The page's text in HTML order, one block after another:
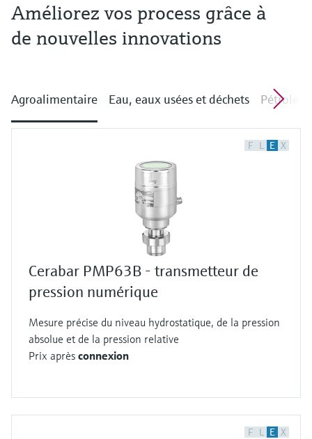
Améliorez vos process grâce à
de nouvelles innovations
Agroalimentaire Eau, eaux usées et déchets Pétrole
F L E X
Cerabar PMP63B - transmetteur de
pression numérique
Mesure précise du niveau hydrostatique, de la pression
absolue et de la pression relative
Prix après connexion
F L E X